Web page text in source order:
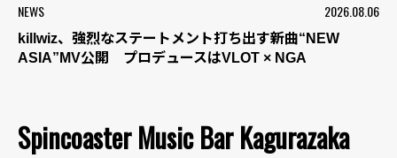
NEWS 2026.08.06
killwiz、強烈なステートメント打ち出す新曲“NEW
ASIA”MV公開 プロデュースはVLOT × NGA
Spincoaster Music Bar Kagurazaka